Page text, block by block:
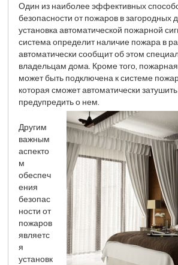
Один из наиболее эффективных
безопасности от пожаров в загородных
установка автоматической пожарной
система определит наличие пожара в
автоматически сообщит об этом
владельцам дома. Кроме того,
может быть подключена к системе
которая сможет автоматически
предупредить о нем.
Другим
важным
аспекто
м
обеспеч
ения
безопас
ности от
пожаров
являетс
я
установк